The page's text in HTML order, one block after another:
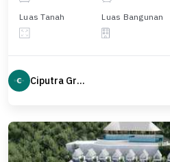
Luas Tanah Luas Bangunan
Ciputra Group